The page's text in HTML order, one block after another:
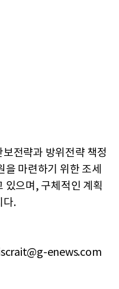
전략과 방위전략 책정
마련하기 위한 조세
있으며, 구체적인 계획
다.
enews.com